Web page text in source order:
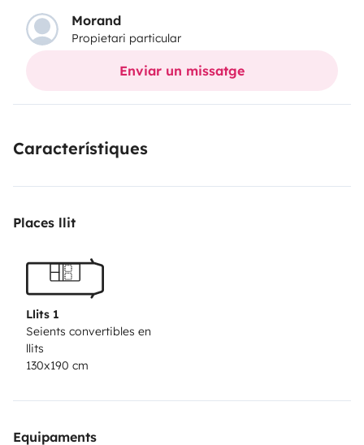
Morand
Propietari particular
Enviar un missatge
Característiques
Places llit
Llits 1
Seients convertibles en
llits
130x190 cm
Equipaments